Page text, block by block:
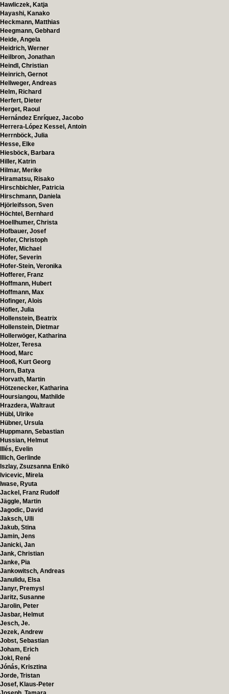
Hawliczek, Katja
Hayashi, Kanako
Heckmann, Matthias
Heegmann, Gebhard
Heide, Angela
Heidrich, Werner
Heilbron, Jonathan
Heindl, Christian
Heinrich, Gernot
Hellweger, Andreas
Helm, Richard
Herfert, Dieter
Herget, Raoul
Hernández Enríquez, Jacobo
Herrera-López Kessel, Antoin
Herrnböck, Julia
Hesse, Elke
Hiesböck, Barbara
Hiller, Katrin
Hilmar, Merike
Hiramatsu, Risako
Hirschbichler, Patricia
Hirschmann, Daniela
Hjörleifsson, Sven
Höchtel, Bernhard
Hoellhumer, Christa
Hofbauer, Josef
Hofer, Christoph
Hofer, Michael
Höfer, Severin
Hofer-Stein, Veronika
Hofferer, Franz
Hoffmann, Hubert
Hoffmann, Max
Hofinger, Alois
Höfler, Julia
Hollenstein, Beatrix
Hollenstein, Dietmar
Hollerwöger, Katharina
Holzer, Teresa
Hood, Marc
Hooß, Kurt Georg
Horn, Batya
Horvath, Martin
Hötzenecker, Katharina
Hoursiangou, Mathilde
Hrazdera, Waltraut
Hübl, Ulrike
Hübner, Ursula
Huppmann, Sebastian
Hussian, Helmut
Illés, Evelin
Illich, Gerlinde
Iszlay, Zsuzsanna Enikö
Ivicevic, Mirela
Iwase, Ryuta
Jackel, Franz Rudolf
Jäggle, Martin
Jagodic, David
Jaksch, Ulli
Jakub, Stina
Jamin, Jens
Janicki, Jan
Jank, Christian
Janke, Pia
Jankowitsch, Andreas
Janulidu, Elsa
Janyr, Premysl
Jaritz, Susanne
Jarolin, Peter
Jasbar, Helmut
Jesch, Je.
Jezek, Andrew
Jobst, Sebastian
Joham, Erich
Jokl, René
Jónás, Krisztina
Jorde, Tristan
Josef, Klaus-Peter